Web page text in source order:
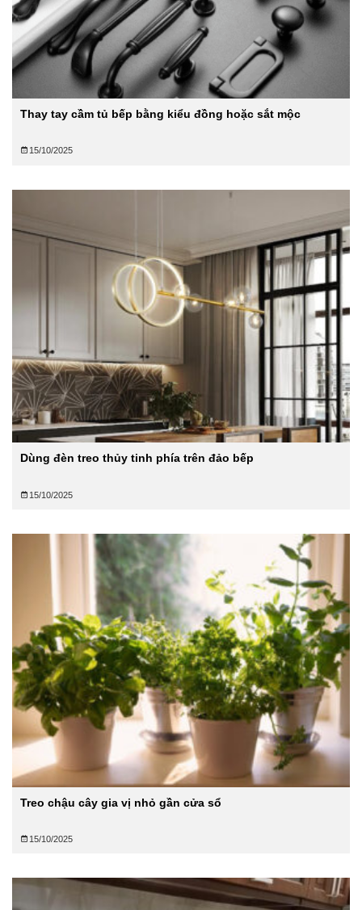
Thay tay cầm tủ bếp bằng kiểu đồng hoặc sắt mộc
15/10/2025
Dùng đèn treo thủy tinh phía trên đảo bếp
15/10/2025
Treo chậu cây gia vị nhỏ gần cửa sổ
15/10/2025